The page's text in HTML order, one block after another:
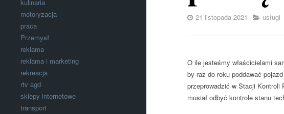
kulinaria
motoryzacja
praca
Przemysł
reklama
reklama i marketing
rekreacja
rtv agd
sklepy internetowe
transport
21 listopada 2021 usługi
O ile jesteśmy właścicielami
by raz do roku poddawać
przeprowadzić w Stacji Kontroli
musiał odbyć kontrole stanu